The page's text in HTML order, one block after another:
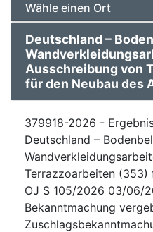
Wähle einen Ort
Deutschland –
Ausschreibung von
für den Neubau des
379918-2026 -
Deutschland –
Terrazzoarbeiten (353)
OJ S 105/2026 03/06/
Bekanntmachung